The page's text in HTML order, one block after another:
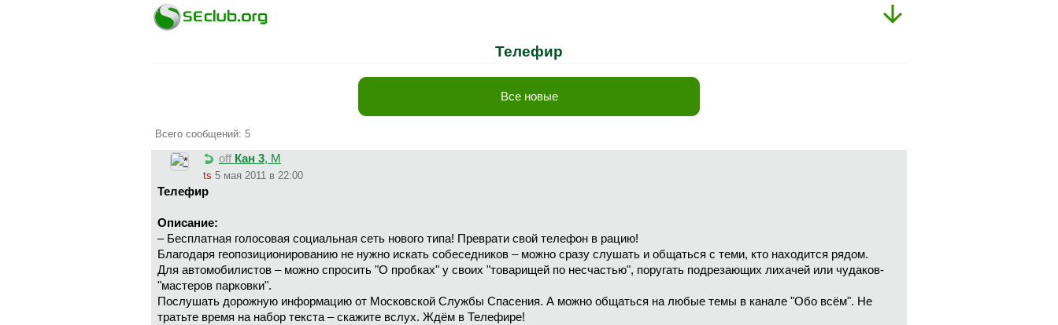
Телефир
Все новые
Всего сообщений: 5
off Кан 3, М
ts 5 мая 2011 в 22:00
Телефир
Описание:
– Бесплатная голосовая социальная сеть нового типа! Преврати свой телефон в рацию!
Благодаря геопозиционированию не нужно искать собеседников – можно сразу слушать и общаться с теми, кто находится рядом.
Для автомобилистов – можно спросить "О пробках" у своих "товарищей по несчастью", поругать подрезающих лихачей или чудаков-
"мастеров парковки".
Послушать дорожную информацию от Московской Службы Спасения. А можно общаться на любые темы в канале "Обо всём". Не
тратьте время на набор текста – скажите вслух. Ждём в Телефире!